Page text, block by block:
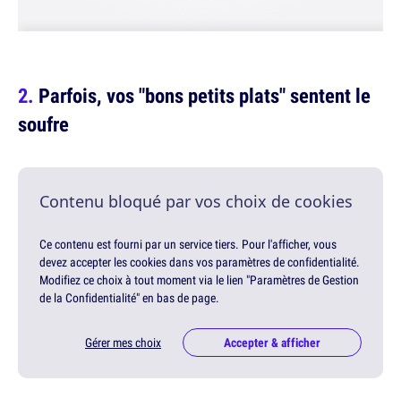
Parfois, vos "bons petits plats" sentent le
soufre
Contenu bloqué par vos choix de cookies
Ce contenu est fourni par un service tiers. Pour l'afficher, vous
devez accepter les cookies dans vos paramètres de confidentialité.
Modifiez ce choix à tout moment via le lien "Paramètres de Gestion
de la Confidentialité" en bas de page.
Gérer mes choix Accepter & afficher